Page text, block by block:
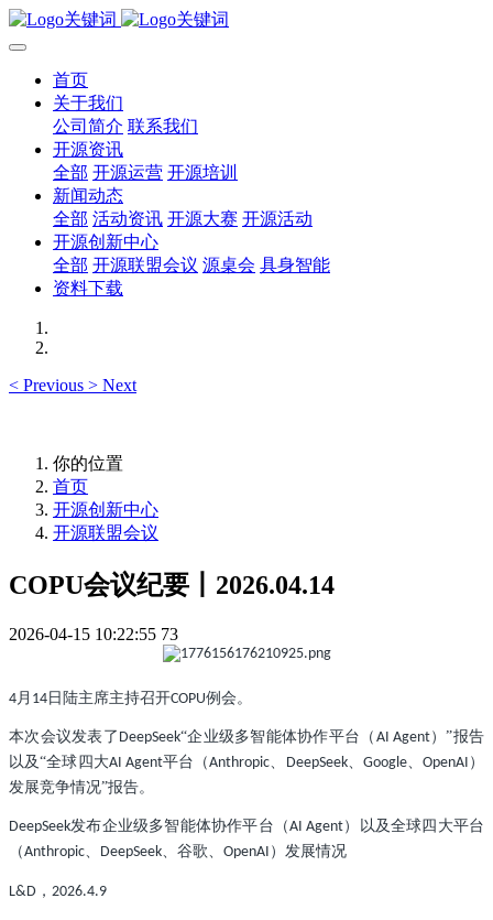
首页
关于我们
公司简介 联系我们
开源资讯
全部 开源运营 开源培训
新闻动态
全部 活动资讯 开源大赛 开源活动
开源创新中心
全部 开源联盟会议 源桌会 具身智能
资料下载
< Previous > Next
你的位置
首页
开源创新中心
开源联盟会议
COPU会议纪要丨2026.04.14
2026-04-15 10:22:55 73
4 月 14日陆主席主持召开COPU例会。
本次会议发表了 DeepSeek“企业级多智能体协作平台（ AI Agent）”报告
以及“全球四大AI Agent平台（Anthropic、 DeepSeek、 Google、 OpenAI ）
发展竞争情况”报告。
DeepSeek发布企业级多智能体协作平台（AI Agent）以及全球四大平台
（Anthropic、 DeepSeek、谷歌、 OpenAI ）发展情况
L&D ， 2026.4.9